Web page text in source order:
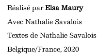
Réalisé parElsa Maury
Avec Nathalie Savalois
Textes de Nathalie Savalois
Belgique/France, 2020